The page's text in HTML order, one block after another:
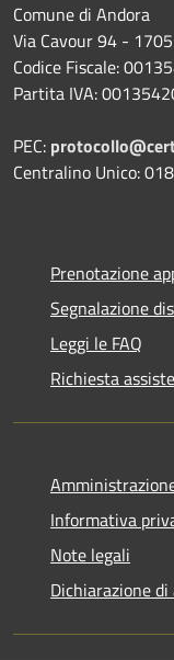
Comune di Andora
Via Cavour 94 -
Codice Fiscale:
Partita IVA:
PEC:
Centralino Unico:
Prenotazione
Segnalazione
Leggi le FAQ
Richiesta
Informativa
Note legali
Dichiarazione